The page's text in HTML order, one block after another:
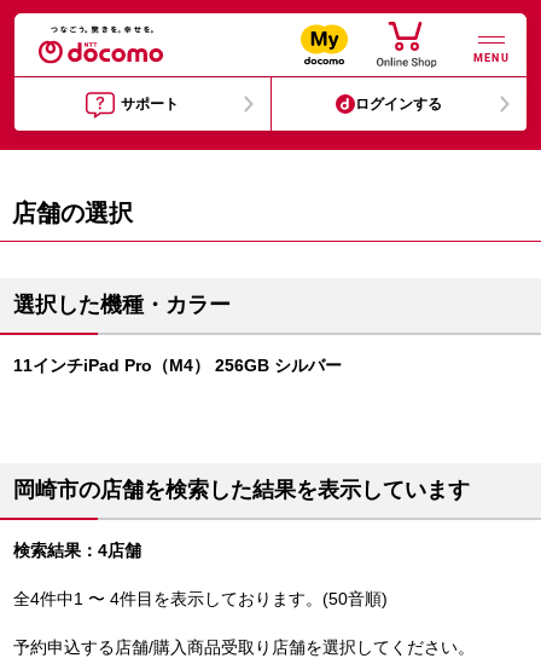
MENU
サポート ログインする
店舗の選択
選択した機種・カラー
11インチiPad Pro（M4） 256GB シルバー
岡崎市の店舗を検索した結果を表示しています
検索結果：4店舗
全4件中1 〜 4件目を表示しております。(50音順)
予約申込する店舗/購入商品受取り店舗を選択してください。